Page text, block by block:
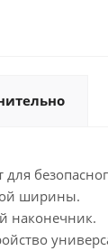
ширины.
наконечник.